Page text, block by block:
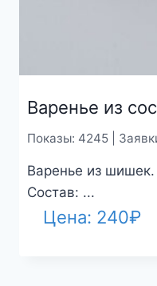
Варенье из
Показы: 4245 |
Варенье из шишек.
Состав: ...
Цена: 240₽